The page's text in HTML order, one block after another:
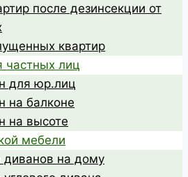
после дезинсекции от
квартир
частных лиц
для юр.лиц
на балконе
на высоте
мебели
диванов на дому